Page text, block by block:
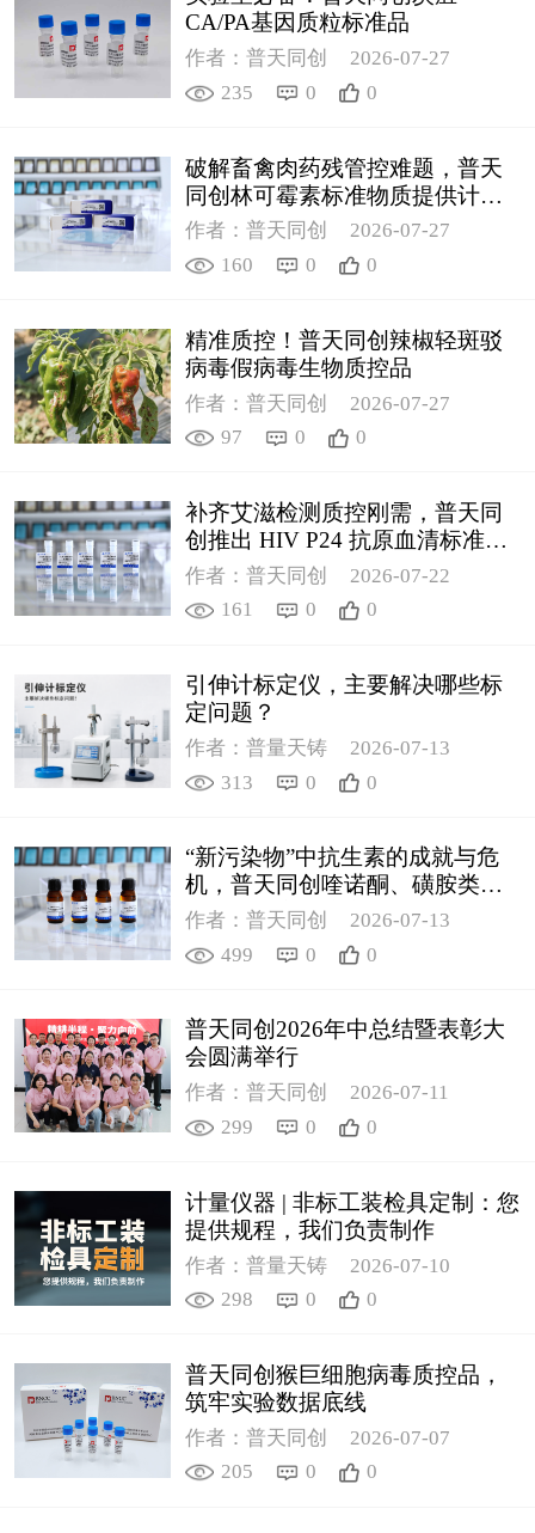
CA/PA基因质粒标准品
作者：普天同创
2026-07-27
235
0 0
破解畜禽肉药残管控难题，普天
同创林可霉素标准物质提供计量
支撑
作者：普天同创
2026-07-27
160
0 0
精准质控！普天同创辣椒轻斑驳
病毒假病毒生物质控品
作者：普天同创
2026-07-27
97
0 0
补齐艾滋检测质控刚需，普天同
创推出 HIV P24 抗原血清标准物
质
作者：普天同创
2026-07-22
161
0 0
引伸计标定仪，主要解决哪些标
定问题？
作者：普量天铸
2026-07-13
313
0 0
“新污染物”中抗生素的成就与危
机，普天同创喹诺酮、磺胺类质
控新品筑牢环境安全防线
作者：普天同创
2026-07-13
499
0 0
普天同创2026年中总结暨表彰大
会圆满举行
作者：普天同创
2026-07-11
299
0 0
计量仪器 | 非标工装检具定制：您
提供规程，我们负责制作
作者：普量天铸
2026-07-10
298
0 0
普天同创猴巨细胞病毒质控品，
筑牢实验数据底线
作者：普天同创
2026-07-07
205
0 0